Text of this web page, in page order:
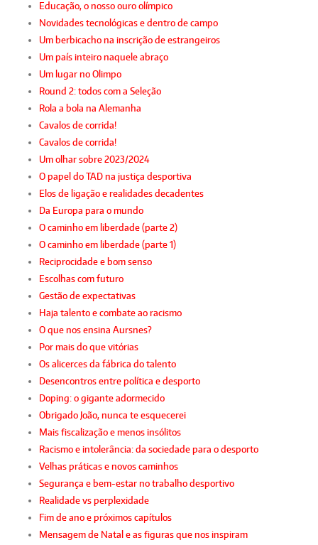
Educação, o nosso ouro olímpico
Novidades tecnológicas e dentro de campo
Um berbicacho na inscrição de estrangeiros
Um país inteiro naquele abraço
Um lugar no Olimpo
Round 2: todos com a Seleção
Rola a bola na Alemanha
Cavalos de corrida!
Cavalos de corrida!
Um olhar sobre 2023/2024
O papel do TAD na justiça desportiva
Elos de ligação e realidades decadentes
Da Europa para o mundo
O caminho em liberdade (parte 2)
O caminho em liberdade (parte 1)
Reciprocidade e bom senso
Escolhas com futuro
Gestão de expectativas
Haja talento e combate ao racismo
O que nos ensina Aursnes?
Por mais do que vitórias
Os alicerces da fábrica do talento
Desencontros entre política e desporto
Doping: o gigante adormecido
Obrigado João, nunca te esquecerei
Mais fiscalização e menos insólitos
Racismo e intolerância: da sociedade para o desporto
Velhas práticas e novos caminhos
Segurança e bem-estar no trabalho desportivo
Realidade vs perplexidade
Fim de ano e próximos capítulos
Mensagem de Natal e as figuras que nos inspiram